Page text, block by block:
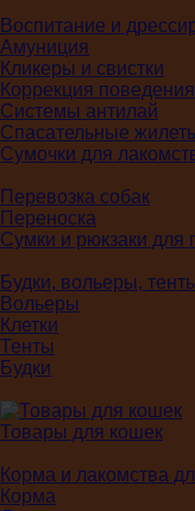
Воспитание и
Амуниция
Кликеры и свистки
Коррекция поведения
Системы антилай
Спасательные
Сумочки для
Перевозка собак
Переноска
Сумки и рюкзаки для
Будки, вольеры,
Вольеры
Клетки
Тенты
Будки
Товары для кошек
Корма и лакомства
Корма